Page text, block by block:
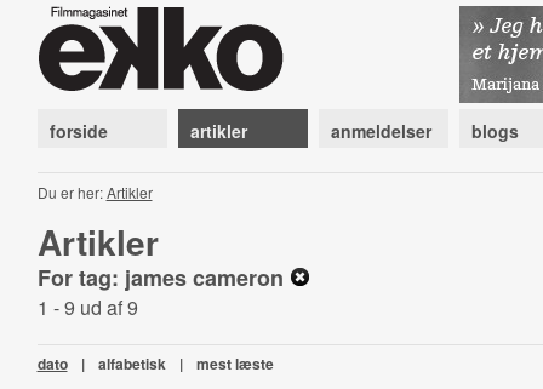
forside artikler anmeldelser blogs
Du er her:Artikler
Artikler
For tag: james cameron
1 - 9 ud af 9
dato | alfabetisk | mest læste